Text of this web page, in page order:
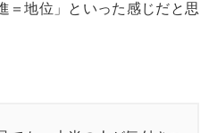
＝地位」といった感じだと思